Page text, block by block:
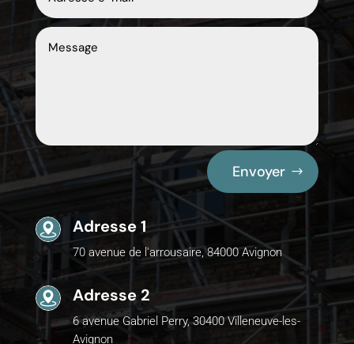
Envoyer
Adresse 1
70 avenue de l'arrousaire, 84000 Avignon
Adresse 2
6 avenue Gabriel Perry, 30400 Villeneuve-les-
Avignon